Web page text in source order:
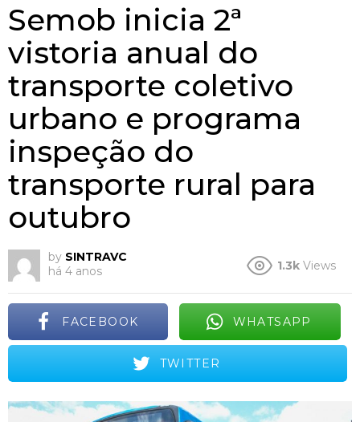
Semob inicia 2ª
vistoria anual do
transporte coletivo
urbano e programa
inspeção do
transporte rural para
outubro
by SINTRAVC
há 4 anos
1.3k Views
FACEBOOK WHATSAPP
TWITTER